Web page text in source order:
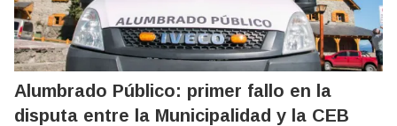
Alumbrado Público: primer fallo en la
disputa entre la Municipalidad y la CEB